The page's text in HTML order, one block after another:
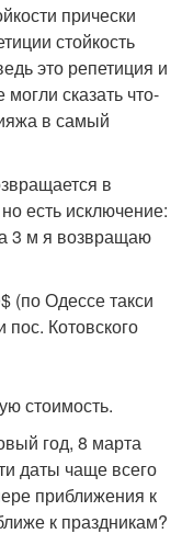
прически
стойкость
это репетиция и
сказать что-
в самый
в
есть исключение:
3 м я возвращаю
(по Одессе такси
пос. Котовского
стоимость.
год, 8 марта
даты чаще всего
приближения к
к праздникам?